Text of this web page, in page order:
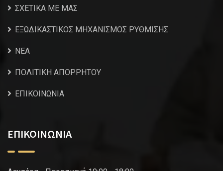
ΣΧΕΤΙΚΑ ΜΕ ΜΑΣ
ΕΞΩΔΙΚΑΣΤΙΚΟΣ ΜΗΧΑΝΙΣΜΟΣ ΡΥΘΜΙΣΗΣ
NEA
ΠΟΛΙΤΙΚΗ ΑΠΟΡΡΗΤΟΥ
ΕΠΙΚΟΙΝΩΝΙΑ
ΕΠΙΚΟΙΝΩΝΙΑ